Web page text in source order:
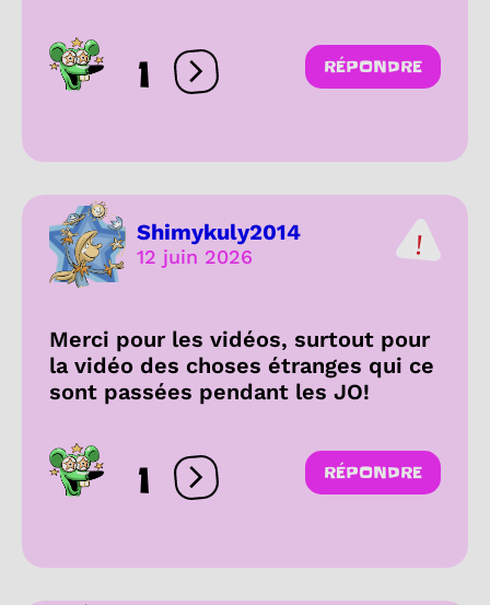
1 Ouvrir les réactions
RÉPONDRE
Shimykuly2014
12 juin 2026
Merci pour les vidéos, surtout pour
la vidéo des choses étranges qui ce
sont passées pendant les JO!
1 Ouvrir les réactions
RÉPONDRE